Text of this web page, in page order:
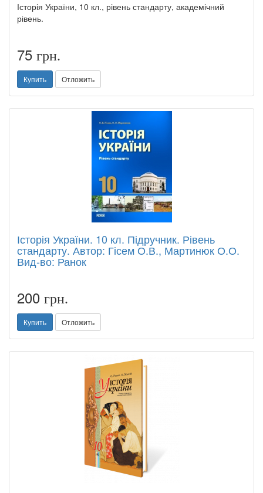
Історія України, 10 кл., рівень стандарту, академічний
рівень.
75 грн.
Купить Отложить
Історія України. 10 кл. Підручник. Рівень
стандарту. Автор: Гісем О.В., Мартинюк О.О.
Вид-во: Ранок
200 грн.
Купить Отложить